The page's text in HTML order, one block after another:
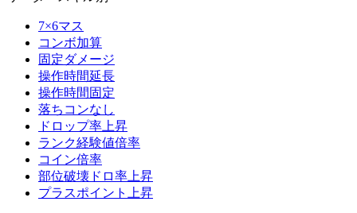
7×6マス
コンボ加算
固定ダメージ
操作時間延長
操作時間固定
落ちコンなし
ドロップ率上昇
ランク経験値倍率
コイン倍率
部位破壊ドロ率上昇
プラスポイント上昇